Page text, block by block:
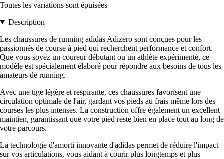
Toutes les variations sont épuisées
Description
Les chaussures de running adidas Adizero sont conçues pour les
passionnés de course à pied qui recherchent performance et confort.
Que vous soyez un coureur débutant ou un athlète expérimenté, ce
modèle est spécialement élaboré pour répondre aux besoins de tous les
amateurs de running.
Avec une tige légère et respirante, ces chaussures favorisent une
circulation optimale de l'air, gardant vos pieds au frais même lors des
courses les plus intenses. La construction offre également un excellent
maintien, garantissant que votre pied reste bien en place tout au long de
votre parcours.
La technologie d'amorti innovante d'adidas permet de réduire l'impact
sur vos articulations, vous aidant à courir plus longtemps et plus